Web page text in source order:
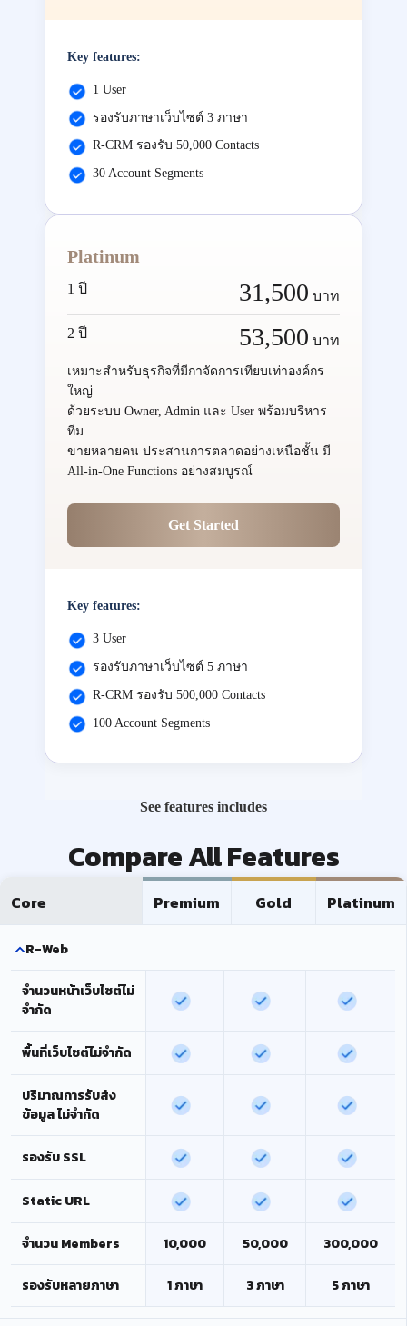
Key features:
1 User
รองรับภาษาเว็บไซต์ 3 ภาษา
R-CRM รองรับ 50,000 Contacts
30 Account Segments
Platinum
1 ปี 31,500 บาท
2 ปี 53,500 บาท
เหมาะสำหรับธุรกิจที่มีกาจัดการเทียบเท่าองค์กร
ใหญ่
ด้วยระบบ Owner, Admin และ User พร้อมบริหาร
ทีม
ขายหลายคน ประสานการตลาดอย่างเหนือชั้น มี
All-in-One Functions อย่างสมบูรณ์
Get Started
Key features:
3 User
รองรับภาษาเว็บไซต์ 5 ภาษา
R-CRM รองรับ 500,000 Contacts
100 Account Segments
See features includes
Compare All Features
Core Premium Gold Platinum
R-Web
จำนวนหน้าเว็บไซต์ไม่
จำกัด
พื้นที่เว็บไซต์ไม่จำกัด
ปริมาณการรับส่ง
ข้อมูล ไม่จำกัด
รองรับ SSL
Static URL
จำนวน Members 10,000 50,000 300,000
รองรับหลายภาษา 1 ภาษา 3 ภาษา 5 ภาษา